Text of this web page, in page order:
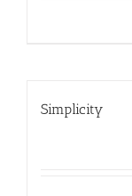
Simplicity